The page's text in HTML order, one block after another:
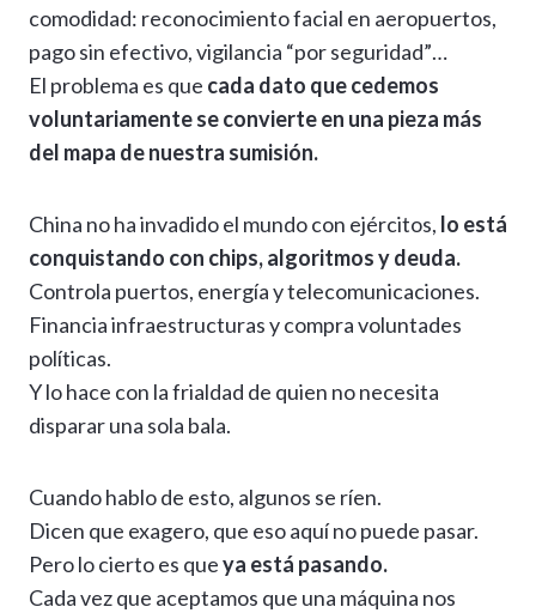
comodidad: reconocimiento facial en aeropuertos,
pago sin efectivo, vigilancia “por seguridad”…
El problema es que cada dato que cedemos
voluntariamente se convierte en una pieza más
del mapa de nuestra sumisión.
China no ha invadido el mundo con ejércitos, lo está
conquistando con chips, algoritmos y deuda.
Controla puertos, energía y telecomunicaciones.
Financia infraestructuras y compra voluntades
políticas.
Y lo hace con la frialdad de quien no necesita
disparar una sola bala.
Cuando hablo de esto, algunos se ríen.
Dicen que exagero, que eso aquí no puede pasar.
Pero lo cierto es queya está pasando.
Cada vez que aceptamos que una máquina nos